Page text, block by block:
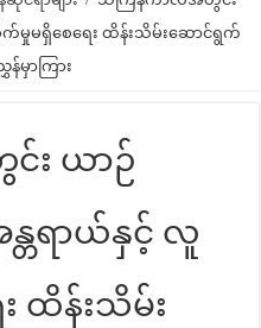
မှုမရှိစေရေး ထိန်းသိမ်းဆောင်ရွက်
မှာကြား
း ယာဉ်
တရာယ်နှင့် လူ
ထိန်းသိမ်း